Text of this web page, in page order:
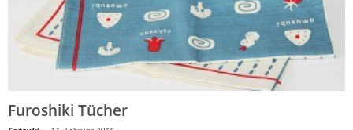
Furoshiki Tücher